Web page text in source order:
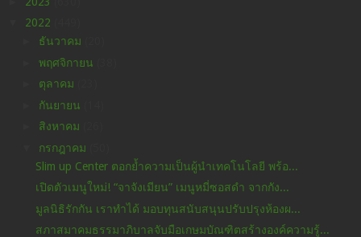
2022
ธันวาคม
พฤศจิกายน
ตุลาคม
กันยายน
สิงหาคม
กรกฎาคม
Slim up Center ตอกย้ำความเป็นผู้นำเทคโนโลยี พร้อ...
เปิดตัวเมนูใหม่! “จาจังเมียน” เมนูหมี่ซอสดำ จากกัง...
มูลนิธิรักกัน เราทำได้ มอบทุนสนับสนุนปรับปรุงห้องผ...
สภาสมาคมธรรมาภิบาลจับมือเกษมบัณฑิตสร้างองค์ความรู้...